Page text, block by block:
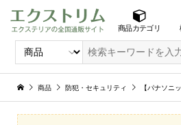
商品カテゴリ
商品 防犯・セキュリティ 【パナソニック】